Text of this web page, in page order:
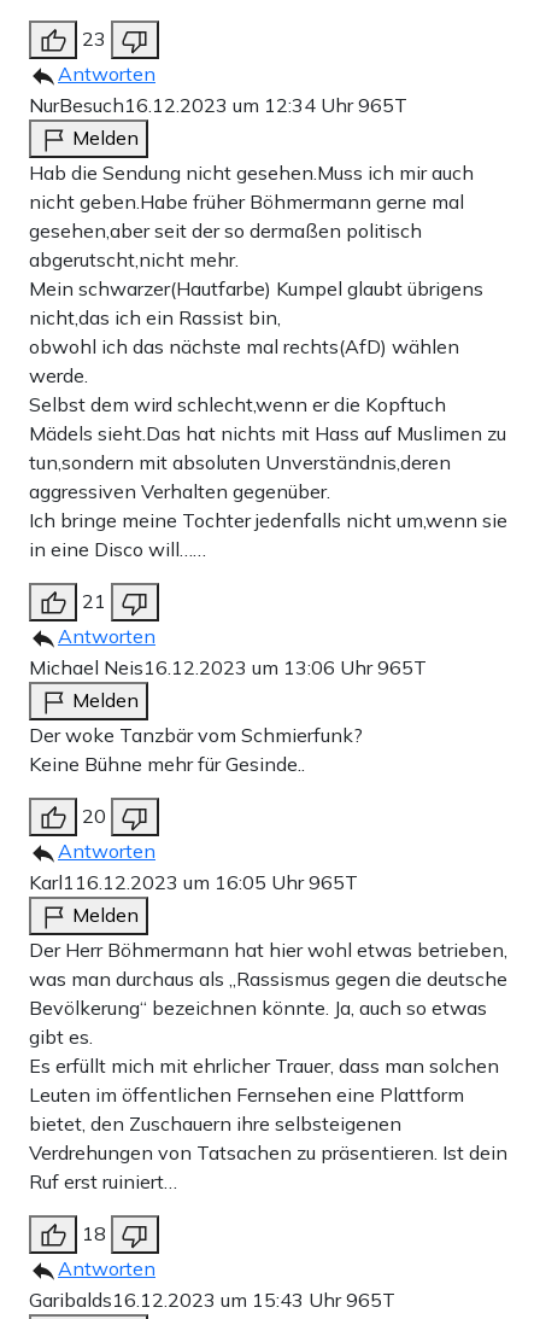
23
Antworten
NurBesuch16.12.2023 um 12:34 Uhr965T
Melden
Hab die Sendung nicht gesehen.Muss ich mir auch
nicht geben.Habe früher Böhmermann gerne mal
gesehen,aber seit der so dermaßen politisch
abgerutscht,nicht mehr.
Mein schwarzer(Hautfarbe) Kumpel glaubt übrigens
nicht,das ich ein Rassist bin,
obwohl ich das nächste mal rechts(AfD) wählen
werde.
Selbst dem wird schlecht,wenn er die Kopftuch
Mädels sieht.Das hat nichts mit Hass auf Muslimen zu
tun,sondern mit absoluten Unverständnis,deren
aggressiven Verhalten gegenüber.
Ich bringe meine Tochter jedenfalls nicht um,wenn sie
in eine Disco will……
21
Antworten
Michael Neis16.12.2023 um 13:06 Uhr965T
Melden
Der woke Tanzbär vom Schmierfunk?
Keine Bühne mehr für Gesinde..
20
Antworten
Karl1 16.12.2023 um 16:05 Uhr965T
Melden
Der Herr Böhmermann hat hier wohl etwas betrieben,
was man durchaus als „Rassismus gegen die deutsche
Bevölkerung“ bezeichnen könnte. Ja, auch so etwas
gibt es.
Es erfüllt mich mit ehrlicher Trauer, dass man solchen
Leuten im öffentlichen Fernsehen eine Plattform
bietet, den Zuschauern ihre selbsteigenen
Verdrehungen von Tatsachen zu präsentieren. Ist dein
Ruf erst ruiniert…
18
Antworten
Garibalds16.12.2023 um 15:43 Uhr965T